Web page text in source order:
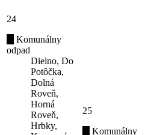
24
Komunálny
odpad
Dielno, Do
Potôčka,
Dolná
Roveň,
Horná
Roveň,
Hrbky,
25
Komunálny